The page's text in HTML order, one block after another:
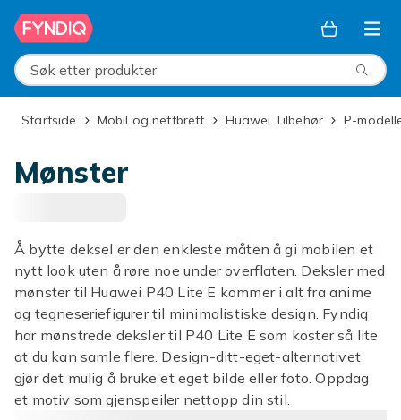
Hopp til hovedinnhold
Søk etter produkter
Startside Mobil og nettbrett Huawei Tilbehør P-
Mønster
Å bytte deksel er den enkleste måten å gi mobilen et
nytt look uten å røre noe under overflaten. Deksler med
mønster til Huawei P40 Lite E kommer i alt fra anime
og tegneseriefigurer til minimalistiske design. Fyndiq
har mønstrede deksler til P40 Lite E som koster så lite
at du kan samle flere. Design-ditt-eget-alternativet
gjør det mulig å bruke et eget bilde eller foto. Oppdag
et motiv som gjenspeiler nettopp din stil.